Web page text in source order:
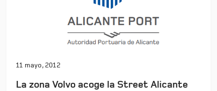
11 mayo, 2012
La zona Volvo acoge la Street Alicante